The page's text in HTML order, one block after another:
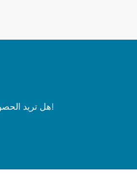
هل تريد الحصول على مزيد من التفاصيل حول ضاغط الهواء ؟ نحن في انتظار الاتصال الخاص بك!